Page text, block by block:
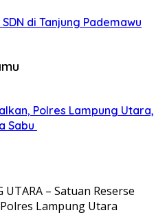
di Tanjung Pademawu
Polres Lampung Utara,
Sabu
– Satuan Reserse
Lampung Utara